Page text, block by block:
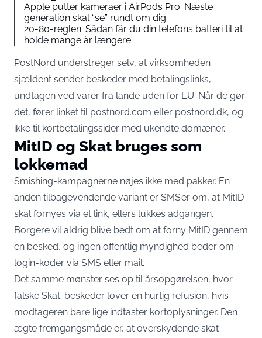
Apple putter kameraer i AirPods Pro: Næste
generation skal “se” rundt om dig
20-80-reglen: Sådan får du din telefons batteri til at
holde mange år længere
PostNord understreger selv, at virksomheden
sjældent sender beskeder med betalingslinks,
undtagen ved varer fra lande uden for EU. Når de gør
det, fører linket til postnord.com eller postnord.dk, og
ikke til kortbetalingssider med ukendte domæner.
MitID og Skat bruges som
lokkemad
Smishing-kampagnerne nøjes ikke med pakker. En
anden tilbagevendende variant er SMS’er om, at MitID
skal fornyes via et link, ellers lukkes adgangen.
Borgere vil aldrig blive bedt om at forny MitID gennem
en besked, og ingen offentlig myndighed beder om
login-koder via SMS eller mail.
Det samme mønster ses op til årsopgørelsen, hvor
falske Skat-beskeder lover en hurtig refusion, hvis
modtageren bare lige indtaster kortoplysninger. Den
ægte fremgangsmåde er, at overskydende skat